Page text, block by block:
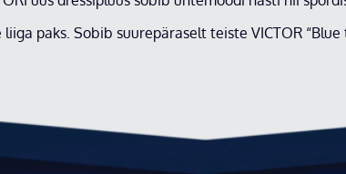
paks. Sobib suurepäraselt teiste VICTOR